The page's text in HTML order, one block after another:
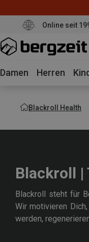
Online seit
Damen Herren
Blackroll Health
Blackroll |
Blackroll steht für
Wir motivieren
werden,